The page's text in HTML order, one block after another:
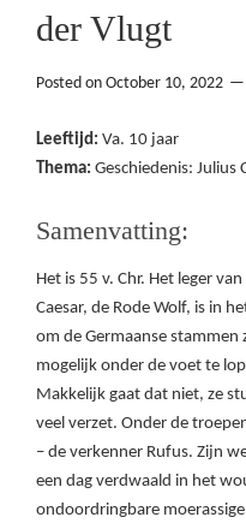
der Vlugt
Posted on October 10, 2022
Leeftijd: Va. 10 jaar
Thema: Geschiedenis: Julius
Samenvatting:
Het is 55 v. Chr. Het leger van
Caesar, de Rode Wolf, is in
om de Germaanse stammen
mogelijk onder de voet te
Makkelijk gaat dat niet, ze
veel verzet. Onder de
– de verkenner Rufus. Zijn
een dag verdwaald in het
ondoordringbare